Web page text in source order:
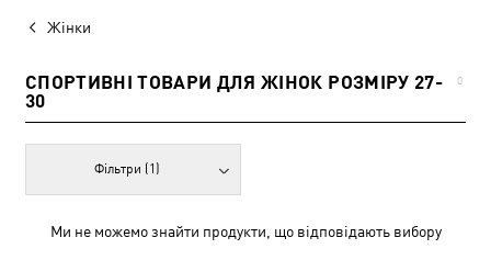
Жінки
СПОРТИВНІ ТОВАРИ ДЛЯ ЖІНОК РОЗМІРУ 27-
30
0
Фільтри (1)
Ми не можемо знайти продукти, що відповідають вибору